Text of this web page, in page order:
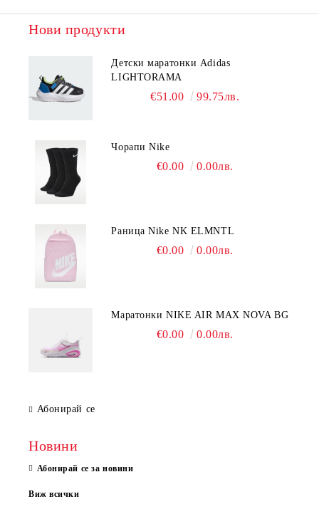
Нови продукти
Детски маратонки Adidas
LIGHTORAMA
€51.00 99.75лв.
Чорапи Nike
€0.00 0.00лв.
Раница Nike NK ELMNTL
€0.00 0.00лв.
Mаратонки NIKE AIR MAX NOVA BG
€0.00 0.00лв.
Абонирай се
Новини
Абонирай се за новини
Виж всички